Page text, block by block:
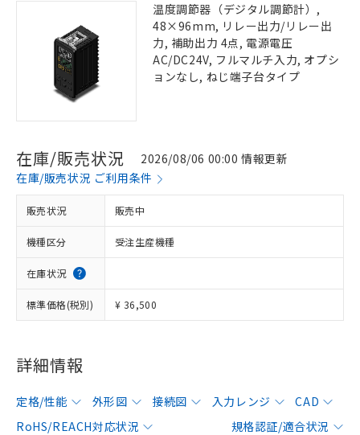
温度調節器（デジタル調節計）,
48×96mm, リレー出力/リレー出
力, 補助出力 4点, 電源電圧
AC/DC24V, フルマルチ入力, オプシ
ョンなし, ねじ端子台タイプ
在庫/販売状況
2026/08/06 00:00 情報更新
在庫/販売状況 ご利用条件
販売状況 販売中
機種区分 受注生産機種
在庫状況
標準価格(税別) ¥ 36,500
詳細情報
定格/性能 外形図 接続図 入力レンジ
CAD
RoHS/REACH対応状況
規格認証/適合状況